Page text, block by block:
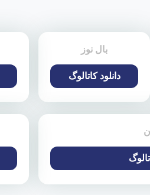
بال نوز
دانلود کاتالوگ